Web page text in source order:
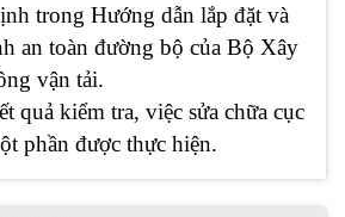
trong Hướng dẫn lắp đặt và
an toàn đường bộ của Bộ Xây
vận tải.
quả kiểm tra, việc sửa chữa cục
phần được thực hiện.